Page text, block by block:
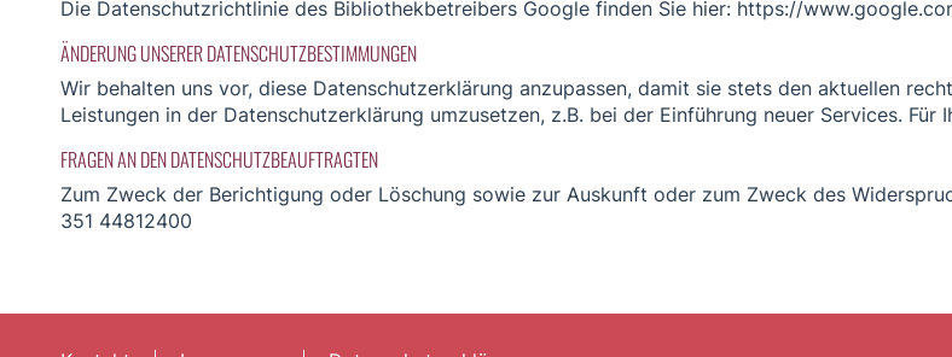
Die Datenschutzrichtlinie des Bibliothekbetreibers Google finden Sie hier: https://
ÄNDERUNG UNSERER DATENSCHUTZBESTIMMUNGEN
Wir behalten uns vor, diese Datenschutzerklärung anzupassen, damit sie stets den aktuellen
Leistungen in der Datenschutzerklärung umzusetzen, z.B. bei der Einführung neuer Services.
FRAGEN AN DEN DATENSCHUTZBEAUFTRAGTEN
Zum Zweck der Berichtigung oder Löschung sowie zur Auskunft oder zum Zweck des
351 44812400